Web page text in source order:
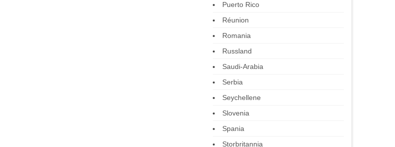
Puerto Rico
Réunion
Romania
Russland
Saudi-Arabia
Serbia
Seychellene
Slovenia
Spania
Storbritannia